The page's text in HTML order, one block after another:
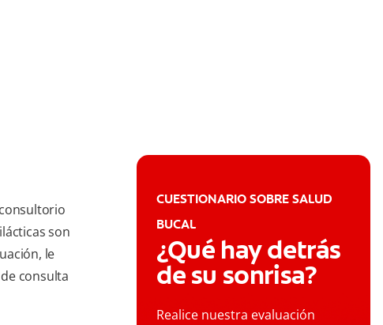
son
le
consulta
CUESTIONARIO SOBRE SALUD
BUCAL
¿Qué hay detrás
de su sonrisa?
Realice nuestra evaluación